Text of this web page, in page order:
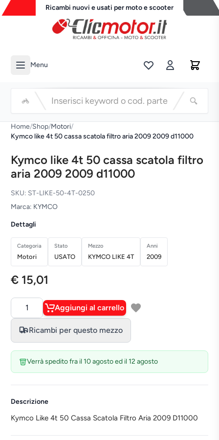
Ricambi nuovi e usati per moto e scooter
Menu
Home/Shop/Motori/
Kymco like 4t 50 cassa scatola filtro aria 2009 2009 d11000
Kymco like 4t 50 cassa scatola filtro
aria 2009 2009 d11000
SKU: ST-LIKE-50-4T-0250
Marca: KYMCO
Dettagli
Categoria
Motori
Stato
USATO
Mezzo
KYMCO LIKE 4T
Anni
2009
€ 15,01
Quantità
Aggiungi al carrello
Ricambi per questo mezzo
Verrà spedito fra il 10 agosto ed il 12 agosto
Descrizione
Kymco Like 4t 50 Cassa Scatola Filtro Aria 2009 D11000